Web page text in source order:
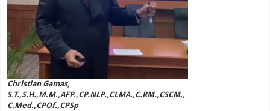
Christian Gamas,
S.T.,S.H.,M.M.,AFP.,CP.NLP.,CLMA.,C.RM.,CSCM.,
C.Med.,CPOf.,CPSp